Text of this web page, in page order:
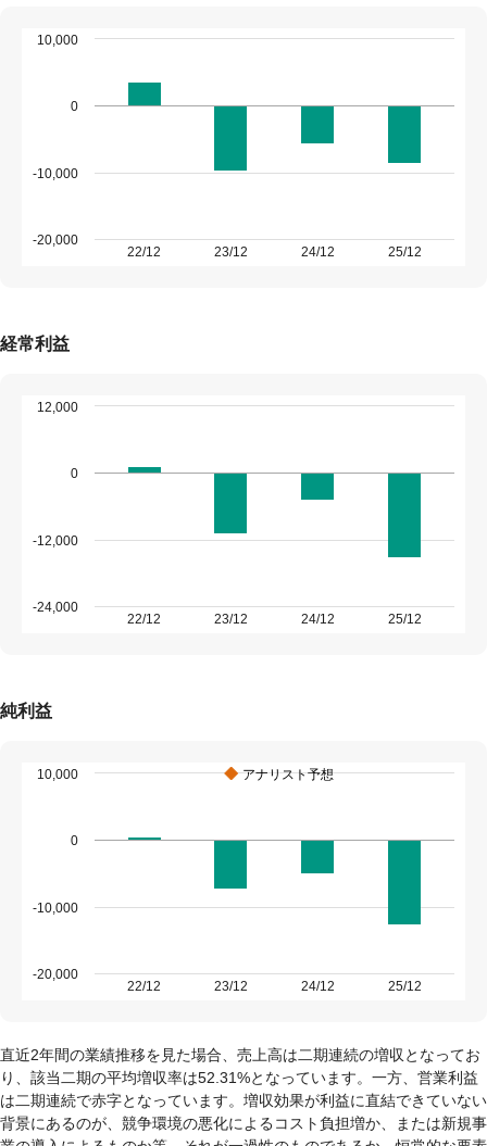
22/12 23/12 24/12 25/12
-20,000
-10,000
0
10,000
経常利益
22/12 23/12 24/12 25/12
-24,000
-12,000
0
12,000
純利益
アナリスト予想
22/12 23/12 24/12 25/12
-20,000
-10,000
0
10,000
直近2年間の業績推移を見た場合、売上高は二期連続の増収となってお
り、該当二期の平均増収率は52.31%となっています。一方、営業利益
は二期連続で赤字となっています。増収効果が利益に直結できていない
背景にあるのが、競争環境の悪化によるコスト負担増か、または新規事